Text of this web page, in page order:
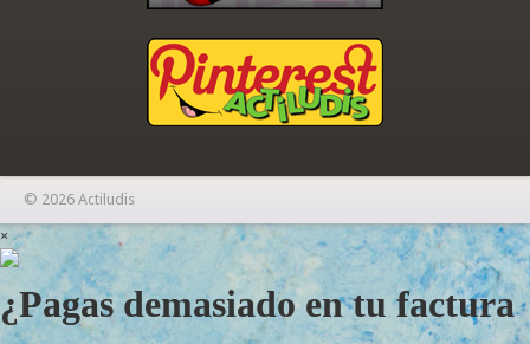
© 2026 Actiludis
×
¿Pagas demasiado en tu factura